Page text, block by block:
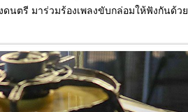
ดนตรี มาร่วมร้องเพลงขับกล่อมให้ฟังกันด้ว